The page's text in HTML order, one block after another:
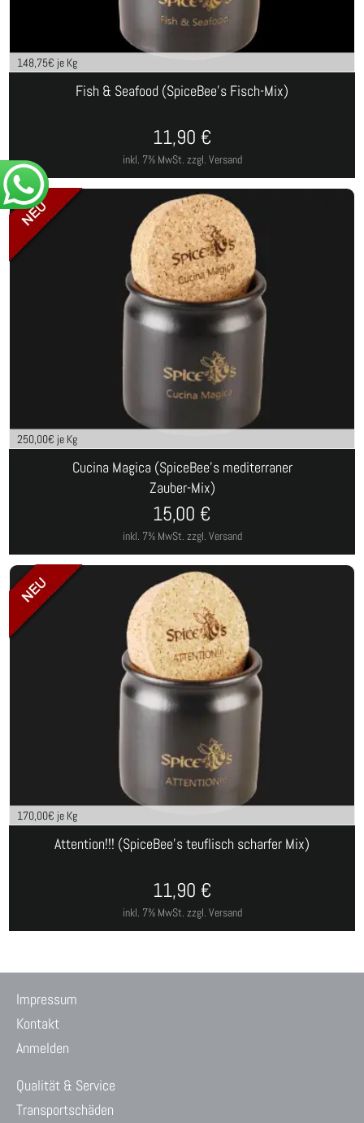
148,75€ je Kg
Fish & Seafood (SpiceBee's Fisch-Mix)
inkl. 7% MwSt. zzgl. Versand
11,90 €
250,00€ je Kg
Cucina Magica (SpiceBee's mediterraner
Zauber-Mix)
inkl. 7% MwSt. zzgl. Versand
15,00 €
170,00€ je Kg
Attention!!! (SpiceBee's teuflisch scharfer Mix)
inkl. 7% MwSt. zzgl. Versand
11,90 €
Impressum
Kontakt
Anmelden
Qualität & Service
Transportschäden